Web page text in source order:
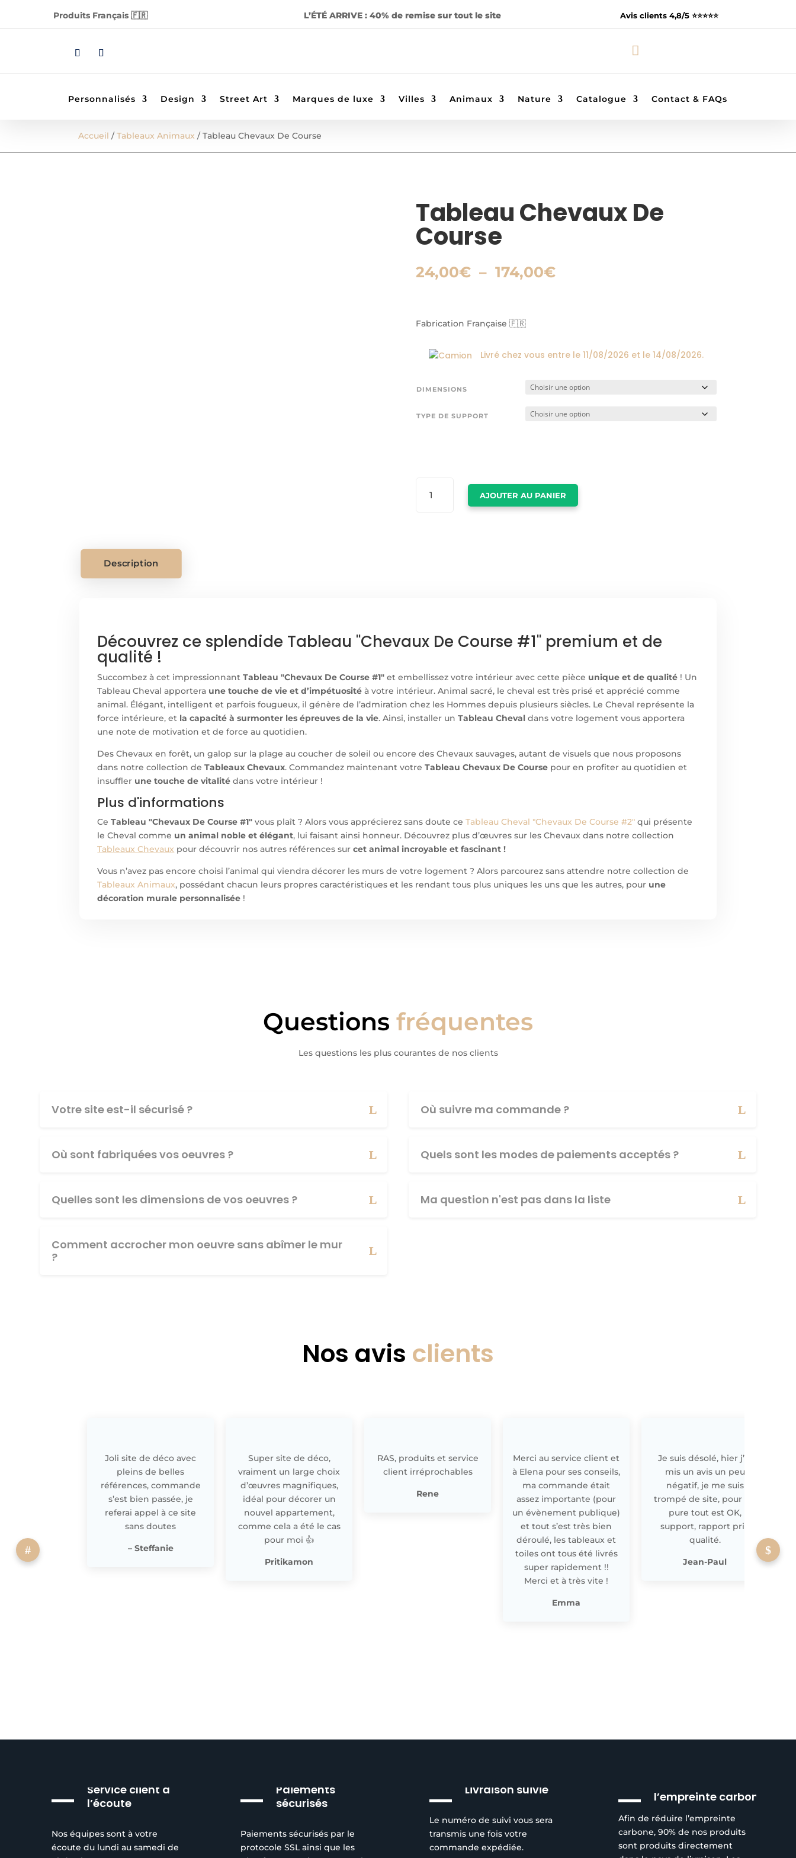
Produits Français 🇫🇷 L’ÉTÉ ARRIVE : 40% de remise sur tout le site Avis clients 4,8/5 ⭐️⭐️⭐️⭐️⭐️

Personnalisés Design Street Art Marques de luxe Villes Animaux Nature Catalogue Contact & FAQs
Accueil /Tableaux Animaux / Tableau Chevaux De Course
Tableau Chevaux De
Course
24,00€ – 174,00€Plage
Fabrication Française 🇫🇷
Livré chez vous entre le 11/08/2026 et le 14/08/2026.
DIMENSIONS
TYPE DE SUPPORT
AJOUTER AU PANIER
Description
Découvrez ce splendide Tableau "Chevaux De Course #1" premium et de
qualité !
Succombez à cet impressionnantTableau "Chevaux De Course #1" et embellissez votre intérieur avec cette pièce unique et de qualité ! Un
Tableau Cheval apportera une touche de vie et d’impétuosité à votre intérieur. Animal sacré, le cheval est très prisé et apprécié comme
animal. Élégant, intelligent et parfois fougueux, il génère de l’admiration chez les Hommes depuis plusieurs siècles. Le Cheval représente la
force intérieure, et la capacité à surmonter les épreuves de la vie. Ainsi, installer unTableau Chevaldans votre logement vous apportera
une note de motivation et de force au quotidien.
Des Chevaux en forêt, un galop sur la plage au coucher de soleil ou encore des Chevaux sauvages, autant de visuels que nous proposons
dans notre collection deTableaux Chevaux. Commandez maintenant votreTableau Chevaux De Course pour en profiter au quotidien et
insuffler une touche de vitalité dans votre intérieur !
Plus d'informations
CeTableau "Chevaux De Course #1" vous plaît ? Alors vous apprécierez sans doute ceTableau Cheval "Chevaux De Course #2" qui présente
le Cheval comme un animal noble et élégant, lui faisant ainsi honneur. Découvrez plus d’œuvres sur les Chevaux dans notre collection
Tableaux Chevaux pour découvrir nos autres références surcet animal incroyable et fascinant !
Vous n’avez pas encore choisi l’animal qui viendra décorer les murs de votre logement ? Alors parcourez sans attendre notre collection de
Tableaux Animaux, possédant chacun leurs propres caractéristiques et les rendant tous plus uniques les uns que les autres, pour une
décoration murale personnalisée !
Questions fréquentes
Les questions les plus courantes de nos clients
Votre site est-il sécurisé ?
Où sont fabriquées vos oeuvres ?
Quelles sont les dimensions de vos oeuvres ?
Comment accrocher mon oeuvre sans abîmer le mur
?
Où suivre ma commande ?
Quels sont les modes de paiements acceptés ?
Ma question n'est pas dans la liste
Nos avis clients
Joli site de déco avec
pleins de belles
références, commande
s’est bien passée, je
referai appel à ce site
sans doutes
– Steffanie
Super site de déco,
vraiment un large choix
d’œuvres magnifiques,
idéal pour décorer un
nouvel appartement,
comme cela a été le cas
pour moi 👍
Pritikamon
RAS, produits et service
client irréprochables
Rene
Merci au service client et
à Elena pour ses conseils,
ma commande était
assez importante (pour
un évènement publique)
et tout s’est très bien
déroulé, les tableaux et
toiles ont tous été livrés
super rapidement !!
Merci et à très vite !
Emma
Je suis désolé, hier j’ai
mis un avis un peu
négatif, je me suis
trompé de site, pour off
pure tout est OK,
support, rapport prix
qualité.
Jean-Paul
Service client à
l’écoute
Nos équipes sont à votre
écoute du lundi au samedi de
Paiements
sécurisés
Paiements sécurisés par le
protocole SSL ainsi que les
Livraison suivie
Le numéro de suivi vous sera
transmis une fois votre
commande expédiée.
l’empreinte carbone
Afin de réduire l’empreinte
carbone, 90% de nos produits
sont produits directement